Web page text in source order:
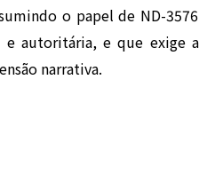
o papel de ND-
e autoritária, e que exige
narrativa.